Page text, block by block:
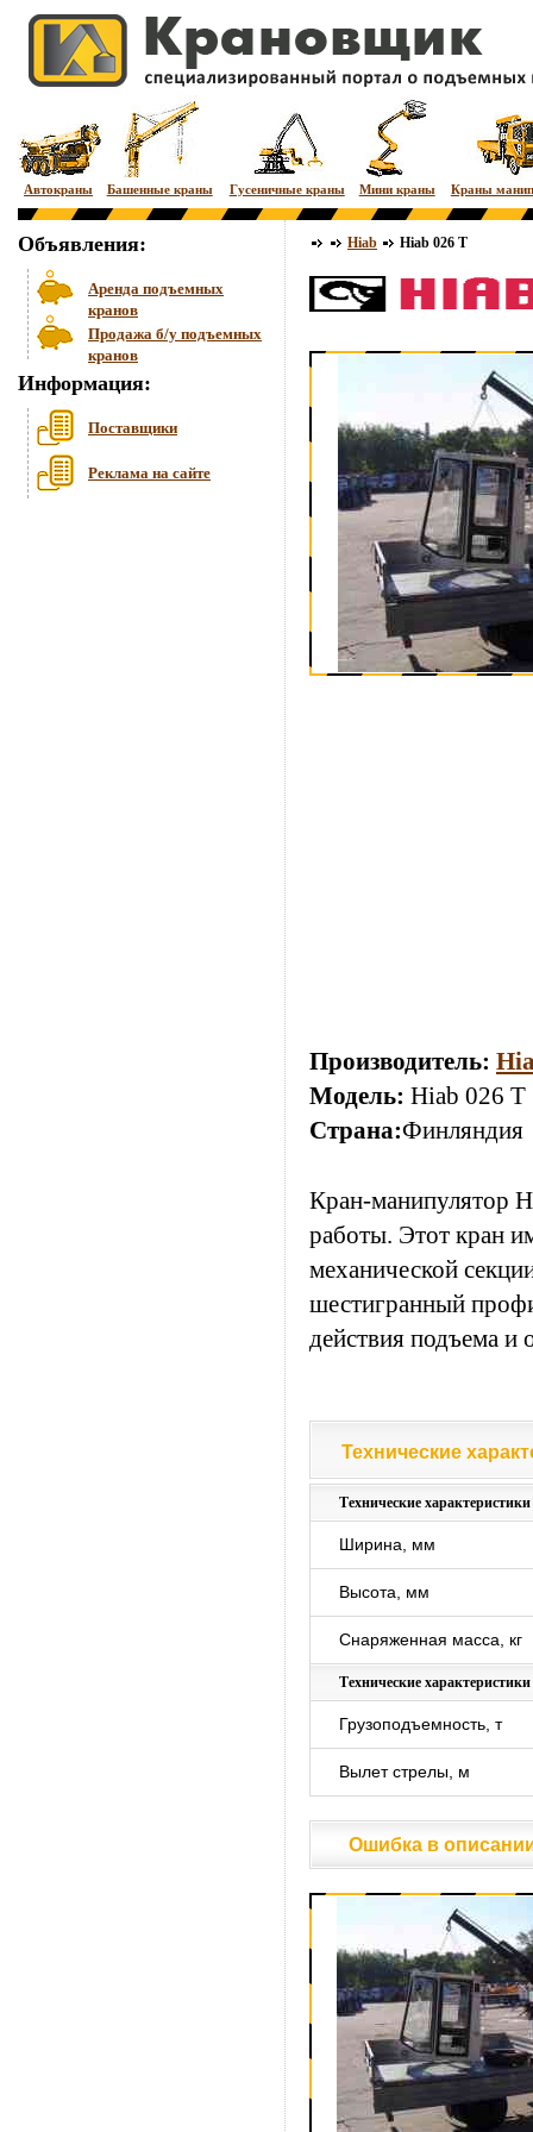
Автокраны Башенные краны Гусеничные краны Мини краны Краны
Объявления:
Аренда подъемных
кранов
Продажа б/у подъемных
кранов
Информация:
Поставщики
Реклама на сайте
Hiab Hiab 026 T
Производитель:
Модель: Hiab 026 T
Страна:Финляндия
Кран-манипулятор
работы. Этот кран
механической
шестигранный
действия подъема и
Технические
Технические
Технические
Ширина, мм
Высота, мм
Снаряженная масса, кг
Технические
Грузоподъемность, т
Вылет стрелы, м